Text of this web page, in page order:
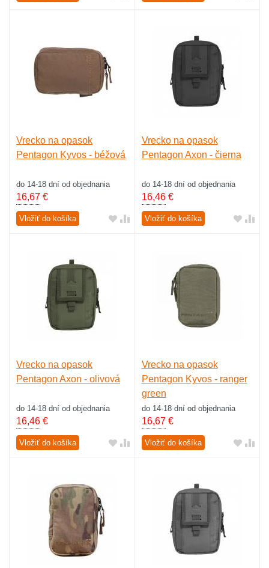
Vrecko na opasok
Pentagon Kyvos - béžová
do 14-18 dní od objednania
16,67 €
Vložiť do košíka
Vrecko na opasok
Pentagon Axon - čierna
do 14-18 dní od objednania
16,46€
Vložiť do košíka
Vrecko na opasok
Pentagon Axon - olivová
do 14-18 dní od objednania
16,46 €
Vložiť do košíka
Vrecko na opasok
Pentagon Kyvos - ranger
green
do 14-18 dní od objednania
16,67€
Vložiť do košíka